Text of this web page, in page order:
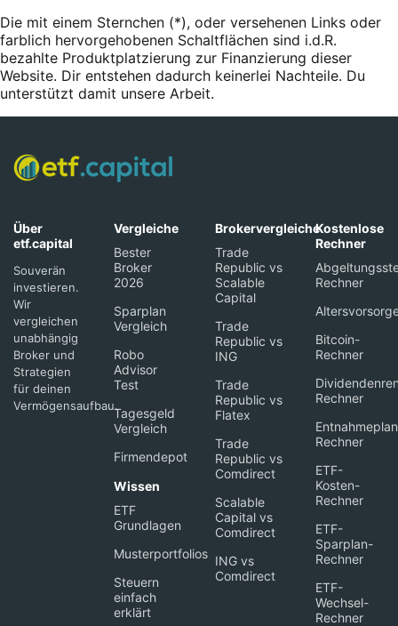
Die mit einem Sternchen (*), oder versehenen Links oder
farblich hervorgehobenen Schaltflächen sind i.d.R.
bezahlte Produktplatzierung zur Finanzierung dieser
Website. Dir entstehen dadurch keinerlei Nachteile. Du
unterstützt damit unsere Arbeit.
Über
etf.capital
Souverän
investieren.
Wir
vergleichen
unabhängig
Broker und
Strategien
für deinen
Vermögensaufbau.
Vergleiche
Bester
Broker
2026
Sparplan
Vergleich
Robo
Advisor
Test
Tagesgeld
Vergleich
Firmendepot
Wissen
ETF
Grundlagen
Musterportfolios
Steuern
einfach
erklärt
Brokervergleiche
Trade
Republic vs
Scalable
Capital
Trade
Republic vs
ING
Trade
Republic vs
Flatex
Trade
Republic vs
Comdirect
Scalable
Capital vs
Comdirect
ING vs
Comdirect
Kostenlose
Rechner
Rechner
Bitcoin-
Rechner
Rechner
Rechner
ETF-
Kosten-
Rechner
ETF-
Sparplan-
Rechner
ETF-
Wechsel-
Rechner